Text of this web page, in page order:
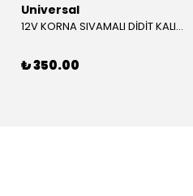
Universal
12V KORNA SIVAMALI DİDİT KALIN SESLİ (KIRMIZI)
₺ 350.00